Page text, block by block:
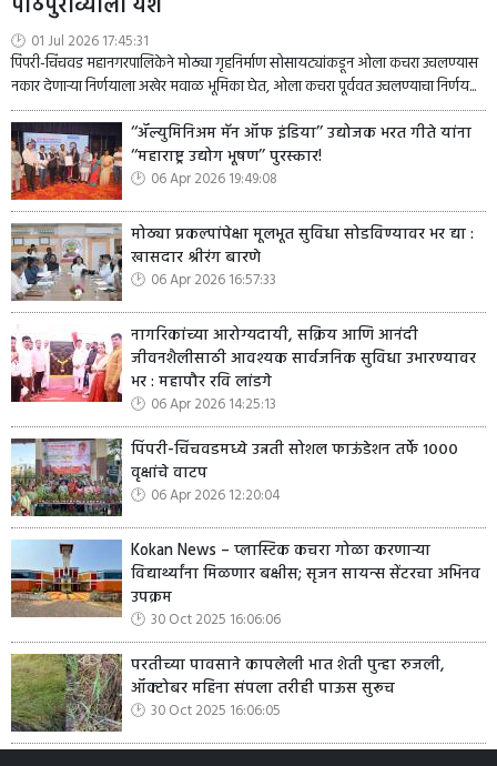
01 Jul 2026 17:45:31
पिंपरी-चिंचवड महानगरपालिकेने मोठ्या गृहनिर्माण सोसायट्यांकडून ओला कचरा उचलण्यास
नकार देणाऱ्या निर्णयाला अखेर मवाळ भूमिका घेत, ओला कचरा पूर्ववत उचलण्याचा निर्णय...
‘‘ॲल्युमिनिअम मॅन ऑफ इंडिया’’ उद्योजक भरत गीते यांना
‘‘महाराष्ट्र उद्योग भूषण’’ पुरस्कार!
06 Apr 2026 19:49:08
मोठ्या प्रकल्पांपेक्षा मूलभूत सुविधा सोडविण्यावर भर द्या :
खासदार श्रीरंग बारणे
06 Apr 2026 16:57:33
नागरिकांच्या आरोग्यदायी, सक्रिय आणि आनंदी
जीवनशैलीसाठी आवश्यक सार्वजनिक सुविधा उभारण्यावर
भर : महापौर रवि लांडगे
06 Apr 2026 14:25:13
पिंपरी-चिंचवडमध्ये उन्नती सोशल फाऊंडेशन तर्फे १०००
वृक्षांचे वाटप
06 Apr 2026 12:20:04
Kokan News – प्लास्टिक कचरा गोळा करणाऱ्या
विद्यार्थ्यांना मिळणार बक्षीस; सृजन सायन्स सेंटरचा अभिनव
उपक्रम
30 Oct 2025 16:06:06
परतीच्या पावसाने कापलेली भात शेती पुन्हा रुजली,
ऑक्टोबर महिना संपला तरीही पाऊस सुरूच
30 Oct 2025 16:06:05